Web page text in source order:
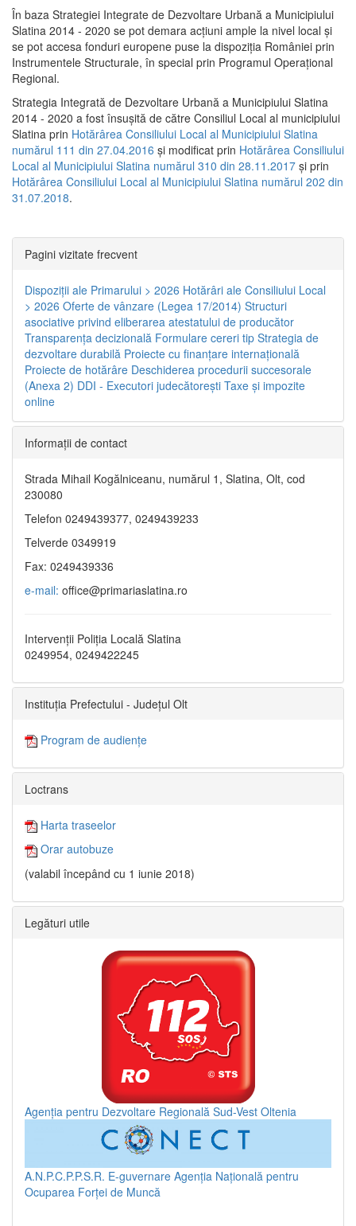
În baza Strategiei Integrate de Dezvoltare Urbană a Municipiului
Slatina 2014 - 2020 se pot demara acţiuni ample la nivel local şi
se pot accesa fonduri europene puse la dispoziţia României prin
Instrumentele Structurale, în special prin Programul Operațional
Regional.
Strategia Integrată de Dezvoltare Urbană a Municipiului Slatina
2014 - 2020 a fost însuşită de către Consiliul Local al municipiului
Slatina prin Hotărârea Consiliului Local al Municipiului Slatina
numărul 111 din 27.04.2016 și modificat prin Hotărârea Consiliului
Local al Municipiului Slatina numărul 310 din 28.11.2017 și prin
Hotărârea Consiliului Local al Municipiului Slatina numărul 202 din
31.07.2018.
Pagini vizitate frecvent
Dispoziţii ale Primarului > 2026 Hotărâri ale Consiliului Local
> 2026 Oferte de vânzare (Legea 17/2014) Structuri
asociative privind eliberarea atestatului de producător
Transparenţa decizională Formulare cereri tip Strategia de
dezvoltare durabilă Proiecte cu finanţare internaţională
Proiecte de hotărâre Deschiderea procedurii succesorale
(Anexa 2) DDI - Executori judecătorești Taxe şi impozite
online
Informaţii de contact
Strada Mihail Kogălniceanu, numărul 1, Slatina, Olt, cod
230080
Telefon 0249439377, 0249439233
Telverde 0349919
Fax: 0249439336
e-mail: office@primariaslatina.ro
Intervenții Poliția Locală Slatina
0249954, 0249422245
Instituția Prefectului - Județul Olt
Program de audiențe
Loctrans
Harta traseelor
Orar autobuze
(valabil începând cu 1 iunie 2018)
Legături utile
Agenția pentru Dezvoltare Regională Sud-Vest Oltenia
A.N.P.C.P.P.S.R. E-guvernare Agenția Națională pentru
Ocuparea Forței de Muncă